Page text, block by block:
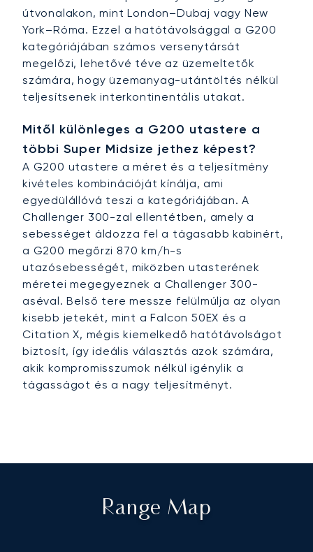
útvonalakon, mint London–Dubaj vagy New
York–Róma. Ezzel a hatótávolsággal a G200
kategóriájában számos versenytársát
megelőzi, lehetővé téve az üzemeltetők
számára, hogy üzemanyag-utántöltés nélkül
teljesítsenek interkontinentális utakat.
Mitől különleges a G200 utastere a
többi Super Midsize jethez képest?
A G200 utastere a méret és a teljesítmény
kivételes kombinációját kínálja, ami
egyedülállóvá teszi a kategóriájában. A
Challenger 300-zal ellentétben, amely a
sebességet áldozza fel a tágasabb kabinért,
a G200 megőrzi 870 km/h-s
utazósebességét, miközben utasterének
méretei megegyeznek a Challenger 300-
aséval. Belső tere messze felülmúlja az olyan
kisebb jetekét, mint a Falcon 50EX és a
Citation X, mégis kiemelkedő hatótávolságot
biztosít, így ideális választás azok számára,
akik kompromisszumok nélkül igénylik a
tágasságot és a nagy teljesítményt.
Range Map